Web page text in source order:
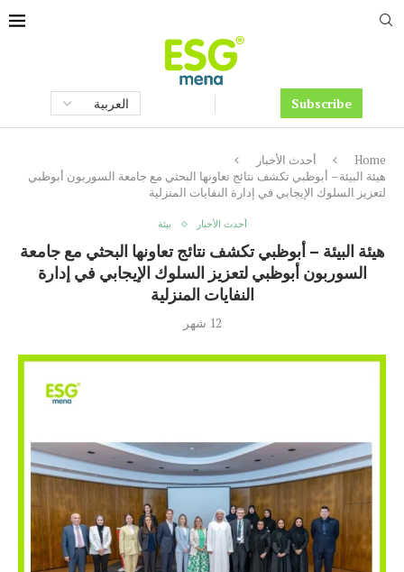
Subscribe
Home
أحدث الأخبار
هيئة البيئة – أبوظبي تكشف نتائج تعاونها البحثي مع جامعة السوربون أبوظبي
لتعزيز السلوك الإيجابي في إدارة النفايات المنزلية
أحدث الأخبار بيئة
هيئة البيئة – أبوظبي تكشف نتائج تعاونها البحثي مع جامعة
السوربون أبوظبي لتعزيز السلوك الإيجابي في إدارة
النفايات المنزلية
12 شهر